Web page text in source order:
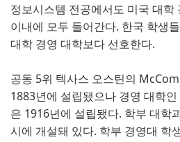
정보시스템 전공에서도 미국 대학
이내에 모두 들어간다. 한국 학생
대학 경영 대학보다 선호한다.
공동 5위 텍사스 오스틴의
1883년에 설립됐으나 경영 대학
은 1916년에 설립됐다. 학부 대학
시에 개설돼 있다. 학부 경영대 학